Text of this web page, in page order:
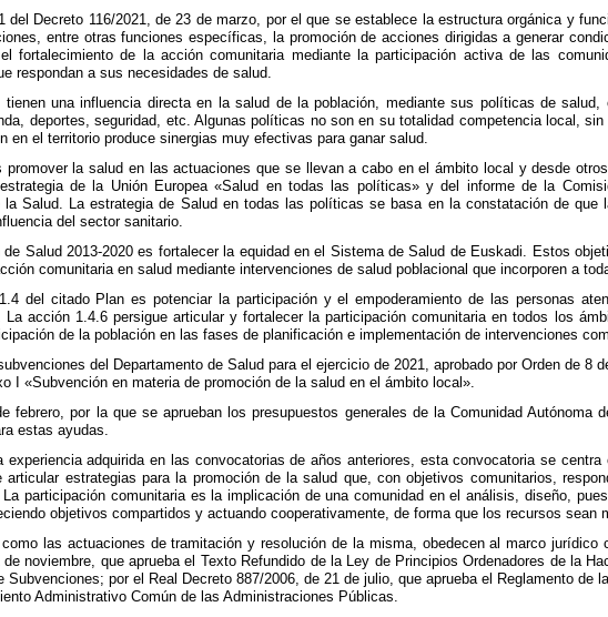
del Decreto 116/2021, de 23 de marzo, por el que se establece la estructura orgánica y
entre otras funciones específicas, la promoción de acciones dirigidas a generar
fortalecimiento de la acción comunitaria mediante la participación activa de las
respondan a sus necesidades de salud.
tienen una influencia directa en la salud de la población, mediante sus políticas de
deportes, seguridad, etc. Algunas políticas no son en su totalidad competencia local,
en el territorio produce sinergias muy efectivas para ganar salud.
promover la salud en las actuaciones que se llevan a cabo en el ámbito local y desde
de la Unión Europea «Salud en todas las políticas» y del informe de la
la Salud. La estrategia de Salud en todas las políticas se basa en la constatación de que
del sector sanitario.
Salud 2013-2020 es fortalecer la equidad en el Sistema de Salud de Euskadi. Estos
comunitaria en salud mediante intervenciones de salud poblacional que incorporen a
del citado Plan es potenciar la participación y el empoderamiento de las personas
acción 1.4.6 persigue articular y fortalecer la participación comunitaria en todos los
de la población en las fases de planificación e implementación de intervenciones
del Departamento de Salud para el ejercicio de 2021, aprobado por Orden de 8
I «Subvención en materia de promoción de la salud en el ámbito local».
febrero, por la que se aprueban los presupuestos generales de la Comunidad
estas ayudas.
adquirida en las convocatorias de años anteriores, esta convocatoria se
articular estrategias para la promoción de la salud que, con objetivos comunitarios,
participación comunitaria es la implicación de una comunidad en el análisis, diseño,
objetivos compartidos y actuando cooperativamente, de forma que los recursos sean
las actuaciones de tramitación y resolución de la misma, obedecen al marco jurídico
de noviembre, que aprueba el Texto Refundido de la Ley de Principios Ordenadores de la
Subvenciones; por el Real Decreto 887/2006, de 21 de julio, que aprueba el Reglamento de
Administrativo Común de las Administraciones Públicas.